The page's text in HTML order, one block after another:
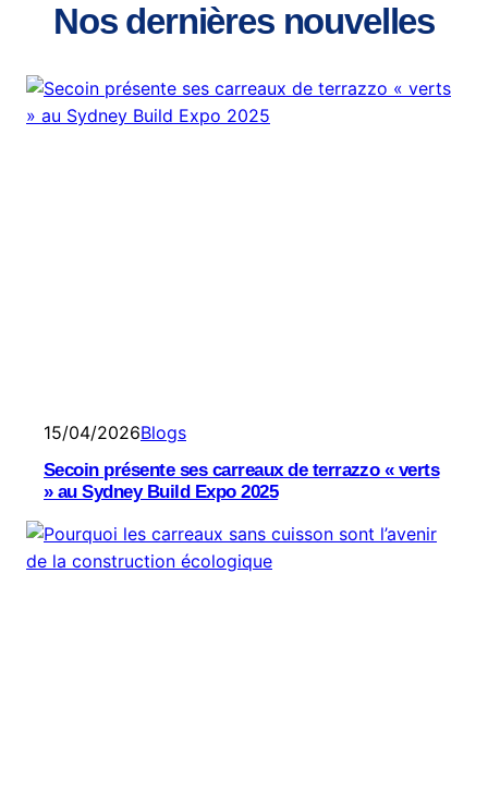
Nos dernières nouvelles
15/04/2026Blogs
Secoin présente ses carreaux de terrazzo « verts
» au Sydney Build Expo 2025